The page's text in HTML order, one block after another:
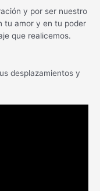
y por ser nuestro
tu amor y en tu poder
que realicemos.
desplazamientos y